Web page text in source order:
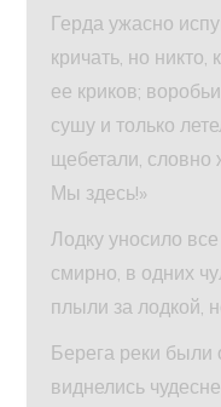
Герда ужасно
кричать, но
ее криков;
сушу и только
щебетали, словно
Мы здесь!»
Лодку уносило
смирно, в одних
плыли за лодкой,
Берега реки
виднелись